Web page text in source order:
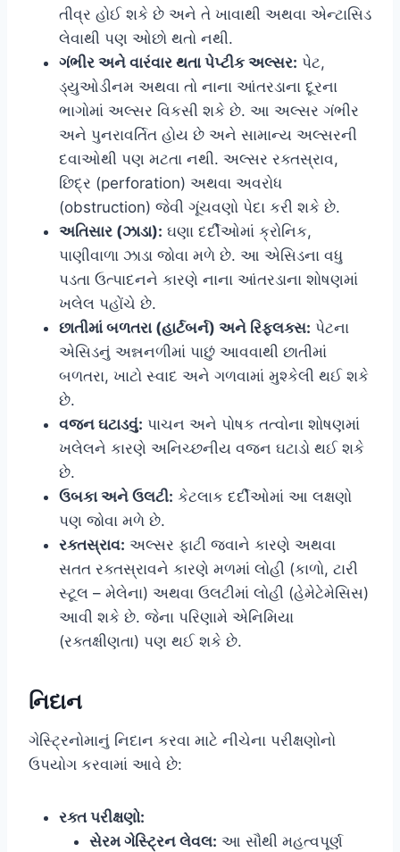
તીવ્ર હોઈ શકે છે અને તે ખાવાથી અથવા એન્ટાસિડ
લેવાથી પણ ઓછો થતો નથી.
ગંભીર અને વારંવાર થતા પેપ્ટીક અલ્સર: પેટ,
ડ્યુઓડીનમ અથવા તો નાના આંતરડાના દૂરના
ભાગોમાં અલ્સર વિકસી શકે છે. આ અલ્સર ગંભીર
અને પુનરાવર્તિત હોય છે અને સામાન્ય અલ્સરની
દવાઓથી પણ મટતા નથી. અલ્સર રક્તસ્રાવ,
છિદ્ર (perforation) અથવા અવરોધ
(obstruction) જેવી ગૂંચવણો પેદા કરી શકે છે.
અતિસાર (ઝાડા): ઘણા દર્દીઓમાં ક્રોનિક,
પાણીવાળા ઝાડા જોવા મળે છે. આ એસિડના વધુ
પડતા ઉત્પાદનને કારણે નાના આંતરડાના શોષણમાં
ખલેલ પહોંચે છે.
છાતીમાં બળતરા (હાર્ટબર્ન) અને રિફ્લક્સ: પેટના
એસિડનું અન્નનળીમાં પાછું આવવાથી છાતીમાં
બળતરા, ખાટો સ્વાદ અને ગળવામાં મુશ્કેલી થઈ શકે
છે.
વજન ઘટાડવું: પાચન અને પોષક તત્વોના શોષણમાં
ખલેલને કારણે અનિચ્છનીય વજન ઘટાડો થઈ શકે
છે.
ઉબકા અને ઉલટી: કેટલાક દર્દીઓમાં આ લક્ષણો
પણ જોવા મળે છે.
રક્તસ્રાવ: અલ્સર ફાટી જવાને કારણે અથવા
સતત રક્તસ્રાવને કારણે મળમાં લોહી (કાળો, ટારી
સ્ટૂલ – મેલેના) અથવા ઉલટીમાં લોહી (હેમેટેમેસિસ)
આવી શકે છે. જેના પરિણામે એનિમિયા
(રક્તક્ષીણતા) પણ થઈ શકે છે.
નિદાન
ગેસ્ટ્રિનોમાનું નિદાન કરવા માટે નીચેના પરીક્ષણોનો
ઉપયોગ કરવામાં આવે છે:
રક્ત પરીક્ષણો:
સેરમ ગેસ્ટ્રિન લેવલ: આ સૌથી મહત્વપૂર્ણ